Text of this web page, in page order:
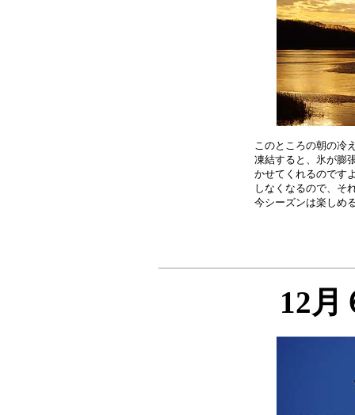
このところの朝の冷
凍結すると、氷が膨
かせてくれるのです
しなくなるので、そ
12月